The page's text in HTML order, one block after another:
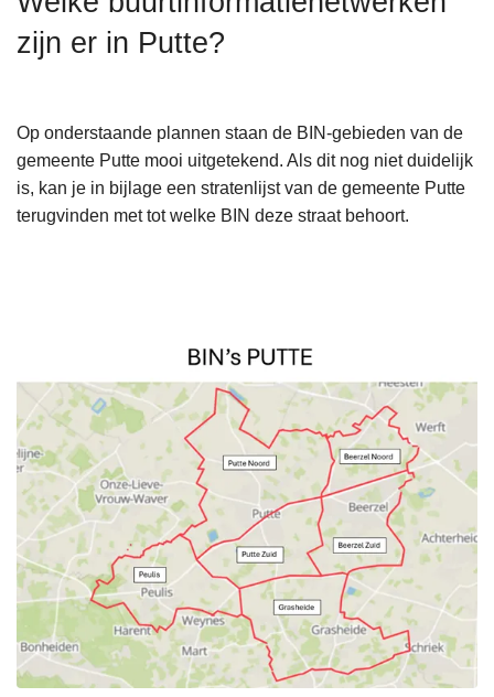
zijn er in Putte?
Op onderstaande plannen staan de BIN-gebieden van de
gemeente Putte mooi uitgetekend. Als dit nog niet duidelijk
is, kan je in bijlage een stratenlijst van de gemeente Putte
terugvinden met tot welke BIN deze straat behoort.